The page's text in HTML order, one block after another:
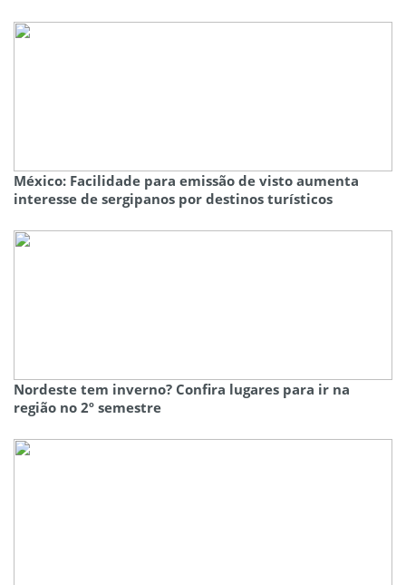
México: Facilidade para emissão de visto aumenta
interesse de sergipanos por destinos turísticos
Nordeste tem inverno? Confira lugares para ir na
região no 2º semestre